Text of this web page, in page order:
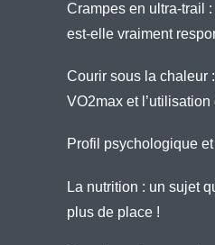
Crampes en ultra-trail
est-elle vraiment
Courir sous la chaleur
VO2max et
Profil psychologique
La nutrition : un sujet
plus de place !